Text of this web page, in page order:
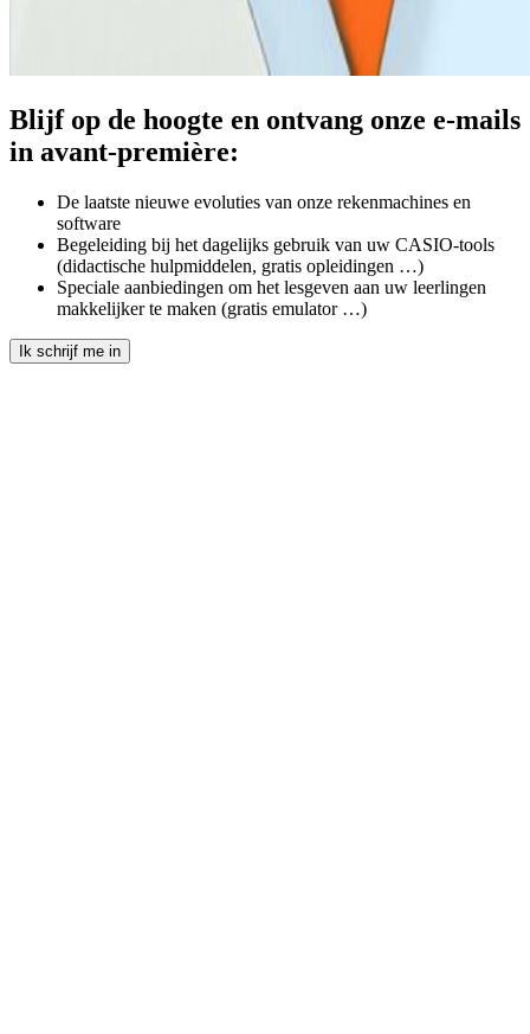
Blijf op de hoogte en ontvang onze e-mails
in avant-première:
De laatste nieuwe evoluties van onze rekenmachines en
software
Begeleiding bij het dagelijks gebruik van uw CASIO-tools
(didactische hulpmiddelen, gratis opleidingen …)
Speciale aanbiedingen om het lesgeven aan uw leerlingen
makkelijker te maken (gratis emulator …)
Ik schrijf me in